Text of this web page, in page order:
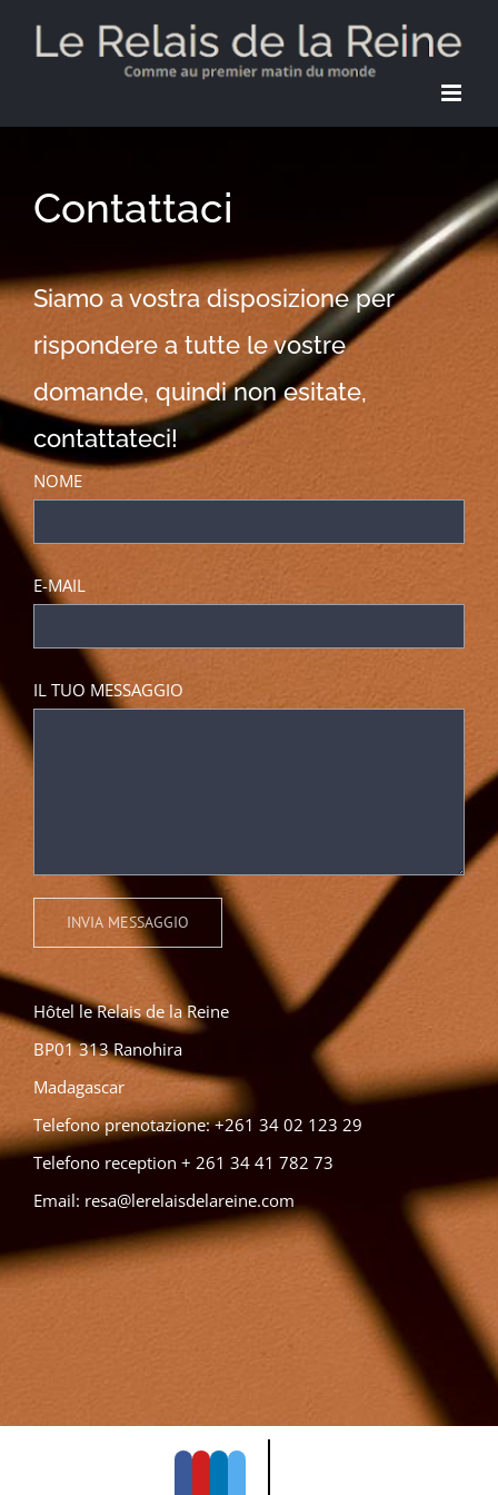
Contattaci
Siamo a vostra disposizione per
rispondere a tutte le vostre
domande, quindi non esitate,
contattateci!
NOME
E-MAIL
IL TUO MESSAGGIO
Hôtel le Relais de la Reine
BP01 313 Ranohira
Madagascar
Telefono prenotazione: +261 34 02 123 29
Telefono reception + 261 34 41 782 73
Email: resa@lerelaisdelareine.com